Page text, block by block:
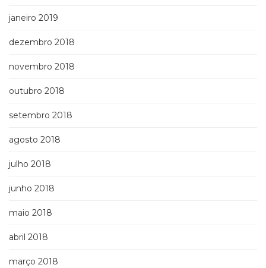
janeiro 2019
dezembro 2018
novembro 2018
outubro 2018
setembro 2018
agosto 2018
julho 2018
junho 2018
maio 2018
abril 2018
março 2018